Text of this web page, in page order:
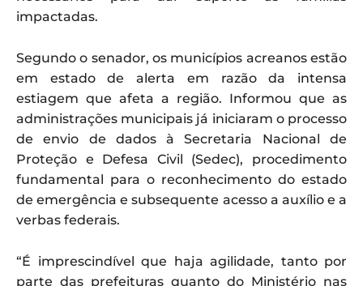
impactadas.
Segundo o senador, os municípios acreanos estão
em estado de alerta em razão da intensa
estiagem que afeta a região. Informou que as
administrações municipais já iniciaram o processo
de envio de dados à Secretaria Nacional de
Proteção e Defesa Civil (Sedec), procedimento
fundamental para o reconhecimento do estado
de emergência e subsequente acesso a auxílio e a
verbas federais.
“É imprescindível que haja agilidade, tanto por
parte das prefeituras quanto do Ministério nas